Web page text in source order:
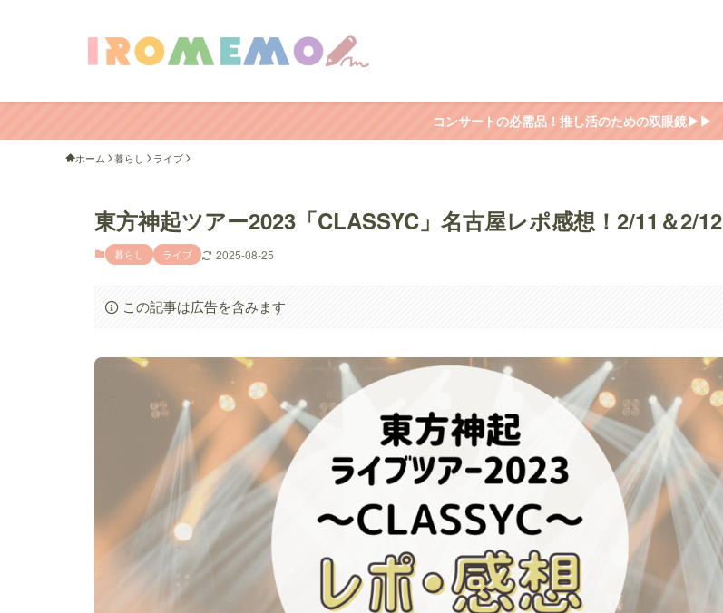
コンサートの必需品！推し活のための双眼鏡▶▶
ホーム 暮らし ライブ
東方神起ツアー2023「CLASSYC」名古屋レポ感想！2/11＆2/12
暮らし ライブ 2025-08-25
この記事は広告を含みます